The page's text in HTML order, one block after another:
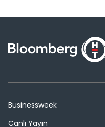
Businessweek
Canlı Yayın